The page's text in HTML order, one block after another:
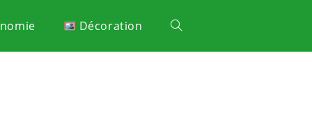
Décoration